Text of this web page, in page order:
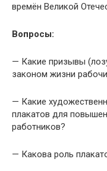
времён Великой
Вопросы:
— Какие призывы
законом жизни
— Какие
плакатов для
работников?
— Какова роль